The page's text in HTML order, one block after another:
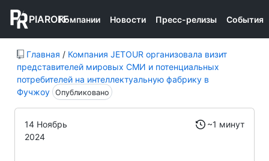
PIAROFFКомпании Новости Пресс-релизы События
Главная / Компания JETOUR организовала визит
представителей мировых СМИ и потенциальных
потребителей на интеллектуальную фабрику в
Фучжоу Опубликовано
14 Ноябрь
2024
~1 минут